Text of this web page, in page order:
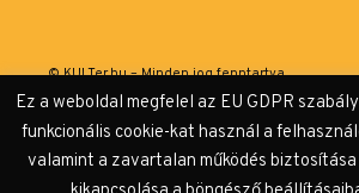
© KULTer.hu – Minden jog fenntartva
Adatvédelmi tájékoztató
Ez a weboldal megfelel az EU GDPR
funkcionális cookie-kat használ a
valamint a zavartalan működés biztosítása